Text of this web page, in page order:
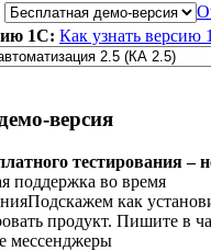
1С: Как узнать версию
версия
тестирования –
поддержка во время
Подскажем как
продукт. Пишите в
мессенджеры